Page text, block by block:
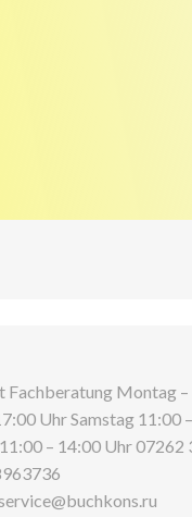
Fachberatung Montag
Uhr Samstag 11:00
– 14:00 Uhr 07262